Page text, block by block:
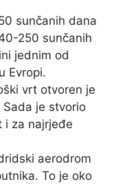
sunčanih dana
250 sunčanih
jednim od
Evropi.
vrt otvoren je
je stvorio
i za najrjeđe
aerodrom
To je oko